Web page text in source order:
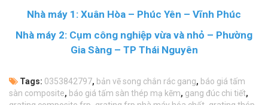
Nhà máy 1: Xuân Hòa – Phúc Yên – Vĩnh Phúc
Nhà máy 2: Cụm công nghiệp vừa và nhỏ – Phường
Gia Sàng – TP Thái Nguyên
Tags: 0353842797, bản vẽ song chắn rác gang, báo giá tấm
sàn composite, báo giá tấm sàn thép mạ kẽm, gang đúc chi tiết,